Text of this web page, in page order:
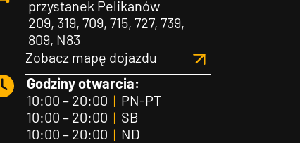
przystanek Pelikanów
209, 319, 709, 715, 727, 739,
809, N83
Zobacz mapę dojazdu
Godziny otwarcia:
10:00 – 20:00 |PN-PT
10:00 – 20:00 |SB
10:00 – 20:00 |ND